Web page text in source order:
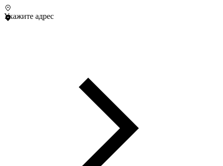
Укажите адрес